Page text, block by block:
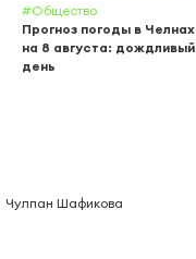
#Общество
Прогноз погоды в Челнах
на 8 августа: дождливый
день
Чулпан Шафикова